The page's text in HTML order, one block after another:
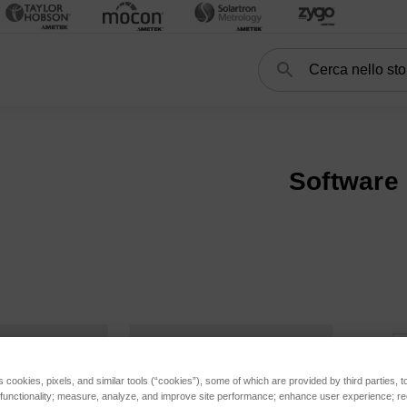
Search
Software
cookies, pixels, and similar tools (“cookies”), some of which are provided by third parties,
measure, analyze, and improve site performance; enhance user experience;